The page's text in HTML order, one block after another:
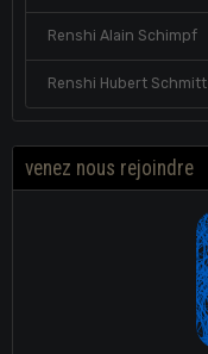
Renshi Alain Schimpf
Renshi Hubert Schmitt
venez nous rejoindre